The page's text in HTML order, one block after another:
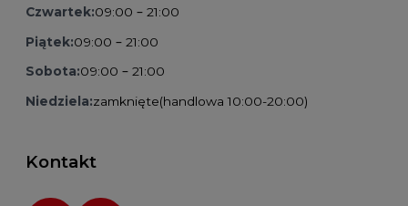
Czwartek:09:00 – 21:00
Piątek:09:00 – 21:00
Sobota:09:00 – 21:00
Niedziela:zamknięte(handlowa 10:00-20:00)
Kontakt